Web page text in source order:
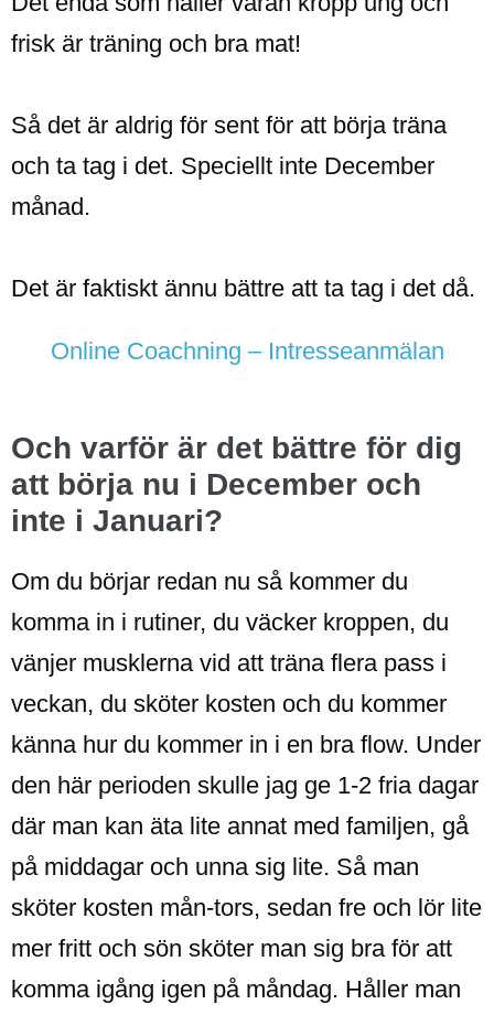
frisk är träning och bra mat!
Så det är aldrig för sent för att börja träna
och ta tag i det. Speciellt inte December
månad.
Det är faktiskt ännu bättre att ta tag i det då.
Online Coachning – Intresseanmälan
Och varför är det bättre för dig
att börja nu i December och
inte i Januari?
Om du börjar redan nu så kommer du
komma in i rutiner, du väcker kroppen, du
vänjer musklerna vid att träna flera pass i
veckan, du sköter kosten och du kommer
känna hur du kommer in i en bra flow. Under
den här perioden skulle jag ge 1-2 fria dagar
där man kan äta lite annat med familjen, gå
på middagar och unna sig lite. Så man
sköter kosten mån-tors, sedan fre och lör lite
mer fritt och sön sköter man sig bra för att
komma igång igen på måndag. Håller man